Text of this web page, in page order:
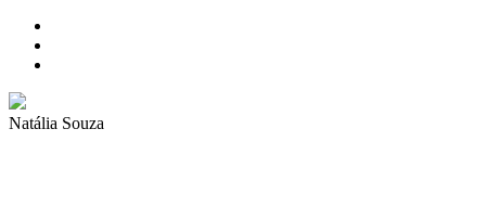
Natália Souza